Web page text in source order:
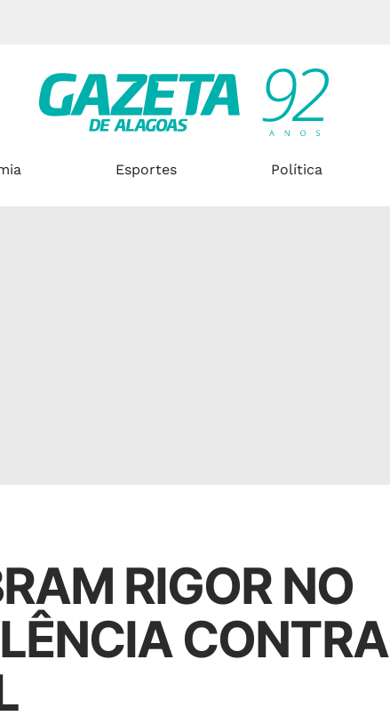
Esportes Política
RIGOR NO
CONTRA